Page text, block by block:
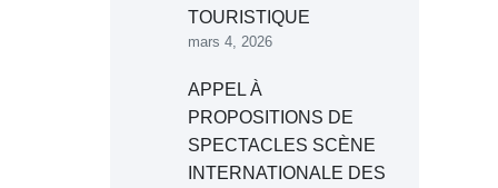
TOURISTIQUE
mars 4, 2026
APPEL À
PROPOSITIONS DE
SPECTACLES SCÈNE
INTERNATIONALE DES